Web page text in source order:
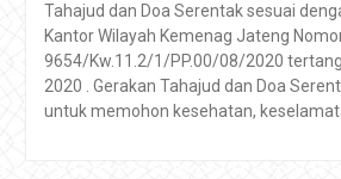
Tahajud dan Doa Serentak sesuai
Kantor Wilayah Kemenag Jateng
9654/Kw.11.2/1/PP.00/08/2020
2020 . Gerakan Tahajud dan Doa
untuk memohon kesehatan,